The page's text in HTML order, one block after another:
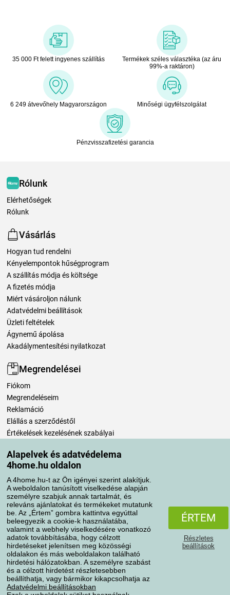
Alapelvek és adatvédelema
4home.hu oldalon
A 4home.hu-t az Ön igényei szerint alakítjuk.
A weboldalon tanúsított viselkedése alapján
személyre szabjuk annak tartalmát, és
releváns ajánlatokat és termékeket mutatunk
be. Az „Értem” gombra kattintva egyúttal
beleegyezik a cookie-k használatába,
valamint a webhely viselkedésére vonatkozó
adatok továbbításába, hogy célzott
hirdetéseket jelenítsen meg közösségi
oldalakon és más weboldalakon található
hirdetési hálózatokban. A személyre szabást
és a célzott hirdetést részletesebben
beállíthatja, vagy bármikor kikapcsolhatja az
Adatvédelmi beállításokban
ÉRTEM
Részletes
beállítások
35 000 Ft felett ingyenes szállítás
Termékek széles választéka (az áru
99%-a raktáron)
6 249 átvevőhely Magyarországon Minőségi ügyfélszolgálat
Pénzvisszafizetési garancia
Rólunk
Elérhetőségek
Rólunk
Vásárlás
Hogyan tud rendelni
Kényelempontok hűségprogram
A szállítás módja és költsége
A fizetés módja
Miért vásároljon nálunk
Adatvédelmi beállítások
Üzleti feltételek
Ágynemű ápolása
Akadálymentesítési nyilatkozat
Megrendelései
Fiókom
Megrendeléseim
Reklamáció
Elállás a szerződéstől
Értékelések kezelésének szabályai
Szállítási módok
Fizetési módok
AdatvédelemSüti szabályzat